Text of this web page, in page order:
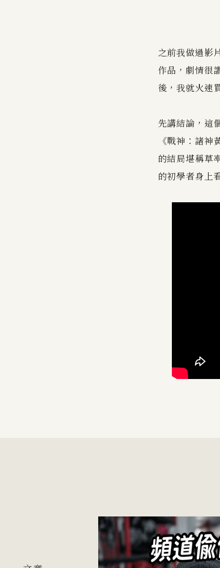
之前我做過影
作品，劇情很
後，我就火速
先講結論，這
《戰神：諸
的結局堪稱草
的初學者身上